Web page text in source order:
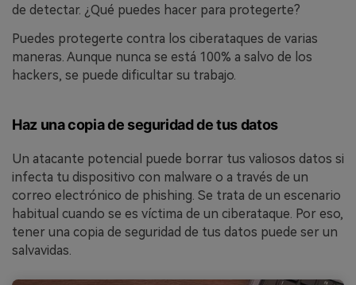
de detectar. ¿Qué puedes hacer para protegerte?
Puedes protegerte contra los ciberataques de varias
maneras. Aunque nunca se está 100% a salvo de los
hackers, se puede dificultar su trabajo.
Haz una copia de seguridad de tus datos
Un atacante potencial puede borrar tus valiosos datos si
infecta tu dispositivo con malware o a través de un
correo electrónico de phishing. Se trata de un escenario
habitual cuando se es víctima de un ciberataque. Por eso,
tener una copia de seguridad de tus datos puede ser un
salvavidas.